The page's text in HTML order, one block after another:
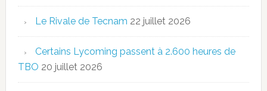
Le Rivale de Tecnam 22 juillet 2026
Certains Lycoming passent à 2.600 heures de
TBO 20 juillet 2026